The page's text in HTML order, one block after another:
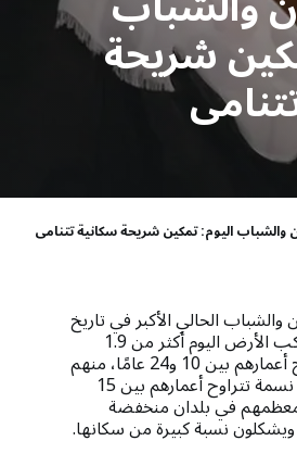
شريحة
والشباب اليوم: تمكين شريحة سكانية تتنامى
الحالي الأكبر في تاريخ
العالم. إذ يضمّ كوكب الأرض اليوم أكثر من 1.9
مليار نسمة تتراوح أعمارهم بين 10 و24 عامًا، منهم
أكثر من 1.2 مليار نسمة تتراوح أعمارهم بين 15
معظمهم في بلدان منخفضة
نسبة كبيرة من سكانها.